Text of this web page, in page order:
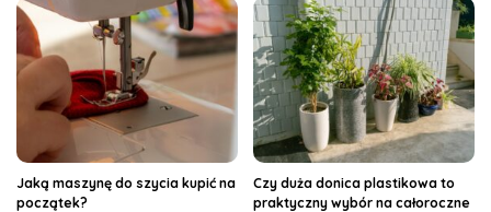
Jaką maszynę do szycia kupić na
początek?
Czy duża donica plastikowa to
praktyczny wybór na całoroczne